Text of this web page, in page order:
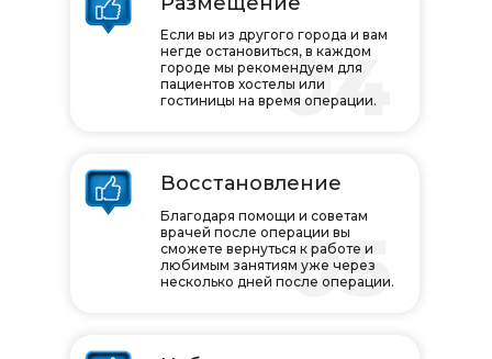
04
05
Восстановление
Если вы из другого города и вам
негде остановиться, в каждом
городе мы рекомендуем для
пациентов хостелы или
гостиницы на время операции.
Благодаря помощи и советам
врачей после операции вы
сможете вернуться к работе и
любимым занятиям уже через
несколько дней после операции.